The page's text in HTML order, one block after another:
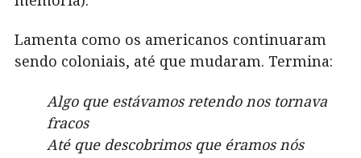
Lamenta como os americanos continuaram
sendo coloniais, até que mudaram. Termina:
Algo que estávamos retendo nos tornava
fracos
Até que descobrimos que éramos nós